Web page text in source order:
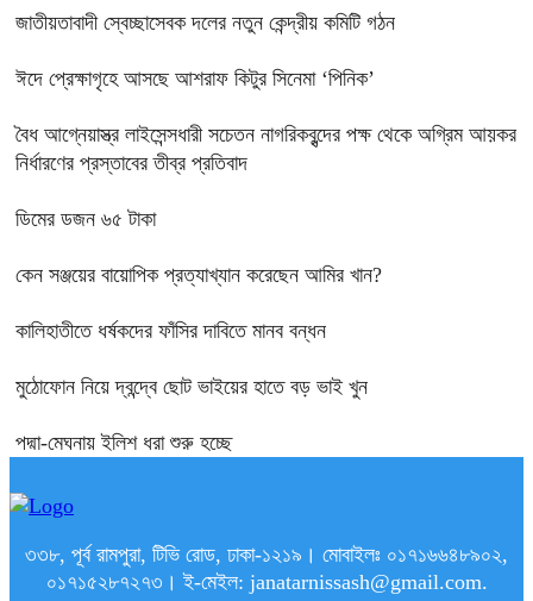
জাতীয়তাবাদী স্বেচ্ছাসেবক দলের নতুন কেন্দ্রীয় কমিটি গঠন
ঈদে প্রেক্ষাগৃহে আসছে আশরাফ কিটুর সিনেমা ‘পিনিক’
বৈধ আগ্নেয়াস্ত্র লাইসেন্সধারী সচেতন নাগরিকবৃন্দের পক্ষ থেকে অগ্রিম আয়কর
নির্ধারণের প্রস্তাবের তীব্র প্রতিবাদ
ডিমের ডজন ৬৫ টাকা
কেন সঞ্জয়ের বায়োপিক প্রত্যাখ্যান করেছেন আমির খান?
কালিহাতীতে ধর্ষকদের ফাঁসির দাবিতে মানব বন্ধন
মুঠোফোন নিয়ে দ্বন্দ্বে ছোট ভাইয়ের হাতে বড় ভাই খুন
পদ্মা-মেঘনায় ইলিশ ধরা শুরু হচ্ছে
৩৩৮, পূর্ব রামপুরা, টিভি রোড, ঢাকা-১২১৯। মোবাইলঃ ০১৭১৬৬৪৮৯০২,
০১৭১৫২৮৭২৭৩। ই-মেইল: janatarnissash@gmail.com.